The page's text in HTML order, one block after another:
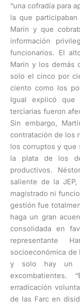
“una cofradía para
la que
Marín y que
información
funcionarios. El
Marín y los demás
solo el cinco por
ciento como los
Igual explicó
terciarias fueron
Sin embargo,
contratación de los
los corruptos y que
la plata de los
productivos.
saliente de la
magistrado ni
gestión fue
haga un gran
consolidada en
representante
socioeconómica de
y solo hay un
erradicación
de las Farc en